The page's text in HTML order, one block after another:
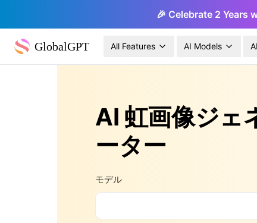
🎉 Celebrate 2 Years
GlobalGPT All Features AI Models
AI 虹画像ジェ
ーター
モデル